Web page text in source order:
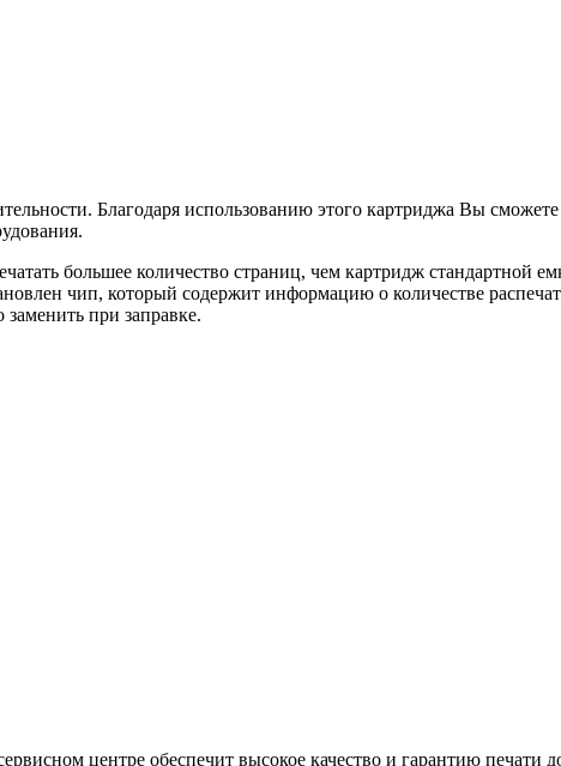
Благодаря использованию этого картриджа Вы
большее количество страниц, чем картридж стандартной
чип, который содержит информацию о количестве
при заправке.
центре обеспечит высокое качество и гарантию печати